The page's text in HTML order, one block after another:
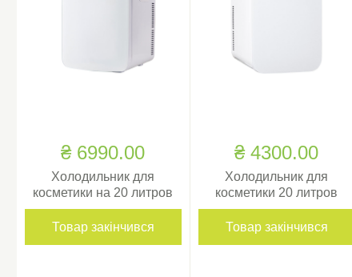
₴ 6990.00
Холодильник для
косметики на 20 литров
Товар закінчився
₴ 4300.00
Холодильник для
косметики 20 литров
Товар закінчився